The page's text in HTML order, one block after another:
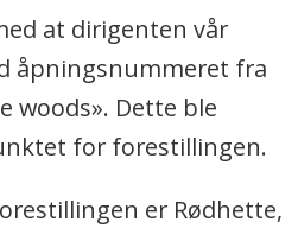
at dirigenten vår
åpningsnummeret fra
woods». Dette ble
for forestillingen.
er Rødhette,